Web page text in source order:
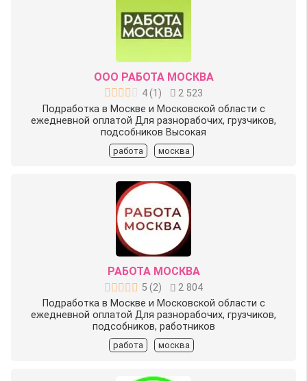
ООО РАБОТА МОСКВА
4(1 )
2 523
Подработка в Москве и Московской области с
ежедневной оплатой Для разнорабочих, грузчиков,
подсобников Высокая
работа москва
РАБОТА МОСКВА
5 (2)
2 804
Подработка в Москве и Московской области с
ежедневной оплатой Для разнорабочих, грузчиков,
подсобников, работников
работа москва